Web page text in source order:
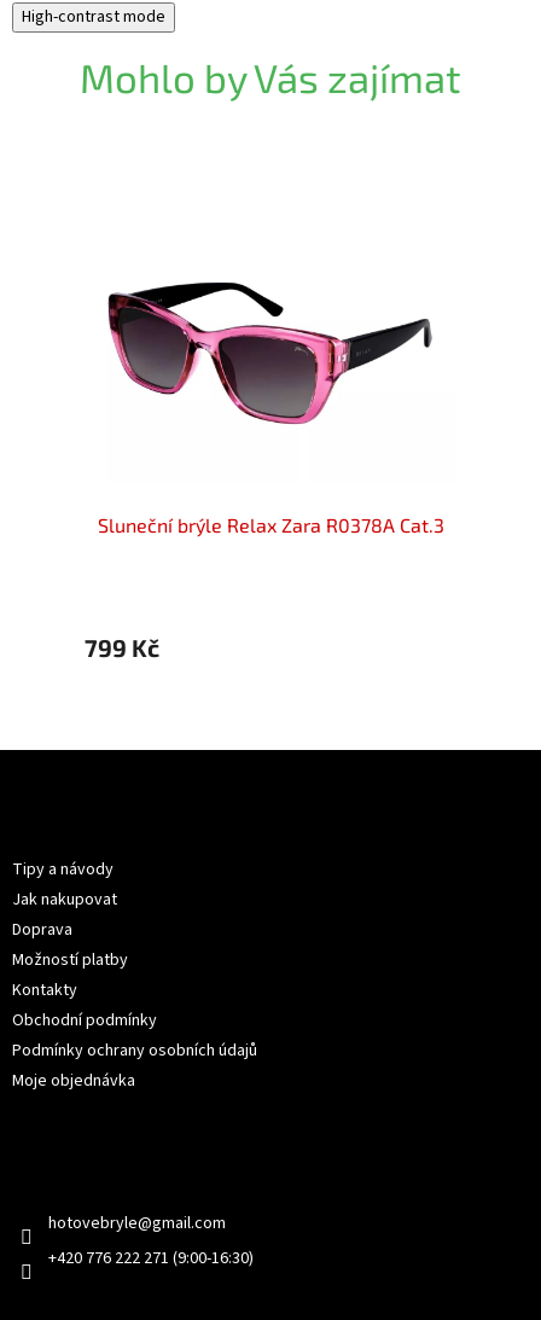
High-contrast mode
Mohlo by Vás zajímat
Sluneční brýle Relax Zara R0378A Cat.3
799 Kč
Tipy a návody
Jak nakupovat
Doprava
Možností platby
Kontakty
Obchodní podmínky
Podmínky ochrany osobních údajů
Moje objednávka
hotovebryle@gmail.com
+420 776 222 271 (9:00-16:30)